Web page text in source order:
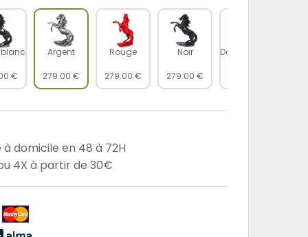
blanc
€
Argent
279.00 €
Rouge
279.00 €
Noir
279.00 €
Doré antique
domicile en 48 à 72H
4X à partir de 30€